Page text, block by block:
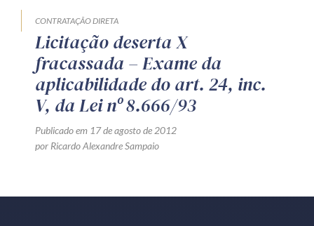
CONTRATAÇÃO DIRETA
Licitação deserta X
fracassada – Exame da
aplicabilidade do art. 24, inc.
V, da Lei nº 8.666/93
Publicado em 17 de agosto de 2012
por Ricardo Alexandre Sampaio